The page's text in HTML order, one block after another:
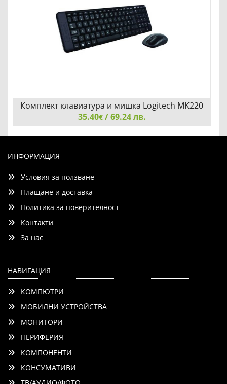
003168 БДС безжичен
Комплект клавиатура и мишка Logitech MK220
920-003168 БДС безжичен
35.40€/ 69.24 лв.
ИНФОРМАЦИЯ
Условия за ползване
Плащане и доставка
Политика за поверителност
Контакти
За нас
НАВИГАЦИЯ
КОМПЮТРИ
МОБИЛНИ УСТРОЙСТВА
МОНИТОРИ
ПЕРИФЕРИЯ
КОМПОНЕНТИ
КОНСУМАТИВИ